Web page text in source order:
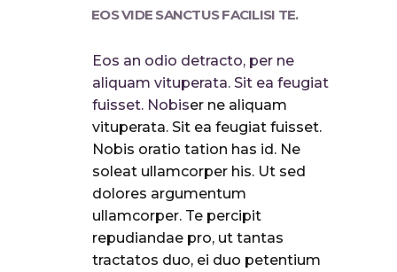
EOS VIDE SANCTUS FACILISI TE.
Eos an odio detracto, per ne
aliquam vituperata. Sit ea feugiat
fuisset. Nobiser ne aliquam
vituperata. Sit ea feugiat fuisset.
Nobis oratio tation has id. Ne
soleat ullamcorper his. Ut sed
dolores argumentum
ullamcorper. Te percipit
repudiandae pro, ut tantas
tractatos duo, ei duo petentium